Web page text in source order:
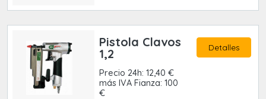
Pistola Clavos
1,2
Precio 24h: 12,40 €
más IVA Fianza: 100
€
Detalles